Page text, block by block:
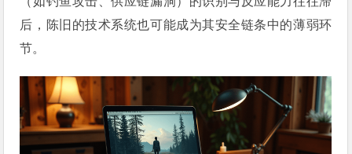
后，陈旧的技术系统也可能成为其安全链条中的薄弱环
节。